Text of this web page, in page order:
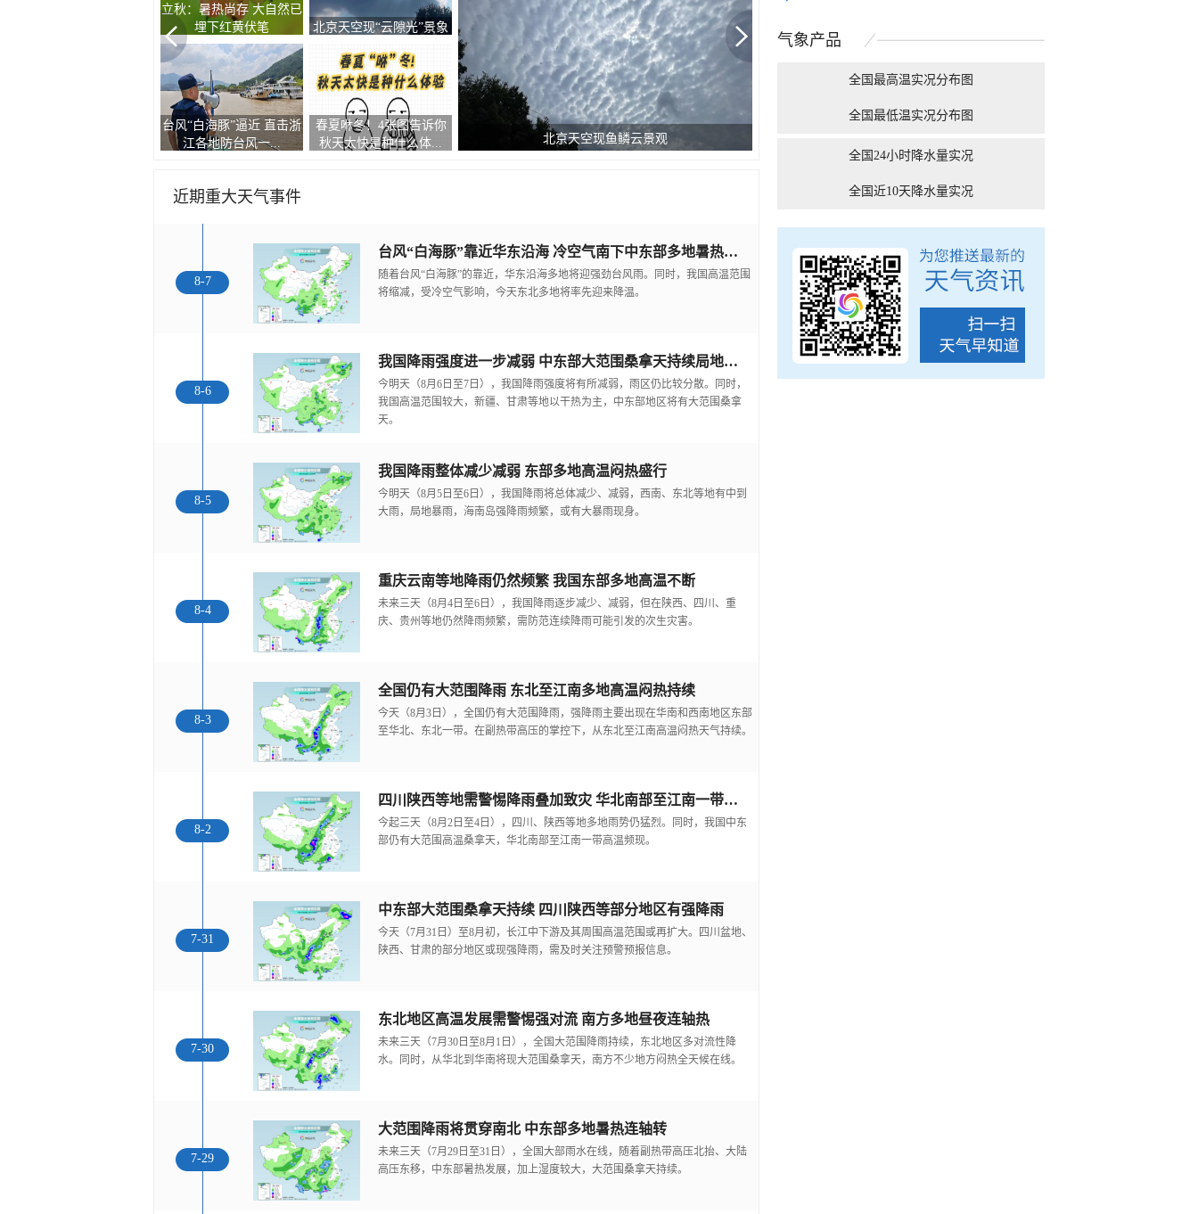
今日份天空“显眼包” 北京
浓积云强势抢镜
北京上空出现“七彩云”
台风“白海豚”来临前夕 浙
江玉环渔船回港...
一组图告诉你大雾家族都
有哪些成员 谁的“...
惊喜连连 北京天空现双彩虹和云隙光景观
台风“白海豚”逼近 游客从
有种冷叫嗷嗷冷！9张图
近期重大天气事件
8-7
台风“白海豚”靠近华东沿海 冷空气南下中东部多地暑热缓解
随着台风“白海豚”的靠近，华东沿海多地将迎强劲台风雨。同时，我国高温范围
将缩减，受冷空气影响，今天东北多地将率先迎来降温。
8-6
我国降雨强度进一步减弱 中东部大范围桑拿天持续局地可超38℃
今明天（8月6日至7日），我国降雨强度将有所减弱，雨区仍比较分散。同时，
我国高温范围较大，新疆、甘肃等地以干热为主，中东部地区将有大范围桑拿
天。
8-5
我国降雨整体减少减弱 东部多地高温闷热盛行
今明天（8月5日至6日），我国降雨将总体减少、减弱，西南、东北等地有中到
大雨，局地暴雨，海南岛强降雨频繁，或有大暴雨现身。
8-4
重庆云南等地降雨仍然频繁 我国东部多地高温不断
未来三天（8月4日至6日），我国降雨逐步减少、减弱，但在陕西、四川、重
庆、贵州等地仍然降雨频繁，需防范连续降雨可能引发的次生灾害。
8-3
全国仍有大范围降雨 东北至江南多地高温闷热持续
今天（8月3日），全国仍有大范围降雨，强降雨主要出现在华南和西南地区东部
至华北、东北一带。在副热带高压的掌控下，从东北至江南高温闷热天气持续。
8-2
四川陕西等地需警惕降雨叠加致灾 华北南部至江南一带高温频现
今起三天（8月2日至4日），四川、陕西等地多地雨势仍猛烈。同时，我国中东
部仍有大范围高温桑拿天，华北南部至江南一带高温频现。
7-31
中东部大范围桑拿天持续 四川陕西等部分地区有强降雨
今天（7月31日）至8月初，长江中下游及其周围高温范围或再扩大。四川盆地、
陕西、甘肃的部分地区或现强降雨，需及时关注预警预报信息。
7-30
东北地区高温发展需警惕强对流 南方多地昼夜连轴热
未来三天（7月30日至8月1日），全国大范围降雨持续，东北地区多对流性降
水。同时，从华北到华南将现大范围桑拿天，南方不少地方闷热全天候在线。
7-29
大范围降雨将贯穿南北 中东部多地暑热连轴转
未来三天（7月29日至31日），全国大部雨水在线，随着副热带高压北抬、大陆
高压东移，中东部暑热发展，加上湿度较大，大范围桑拿天持续。
气象产品
全国最高温实况分布图
全国最低温实况分布图
全国24小时降水量实况
全国近10天降水量实况